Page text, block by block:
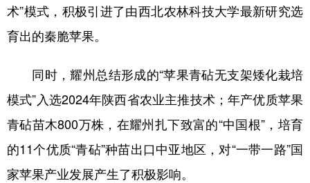
术”模式，积极引进了由西北农林科技大学最新研究选
育出的秦脆苹果。
同时，耀州总结形成的“苹果青砧无支架矮化栽培
模式”入选2024年陕西省农业主推技术；年产优质苹果
青砧苗木800万株，在耀州扎下致富的“中国根”，培育
的11个优质“青砧”种苗出口中亚地区，对“一带一路”国
家苹果产业发展产生了积极影响。